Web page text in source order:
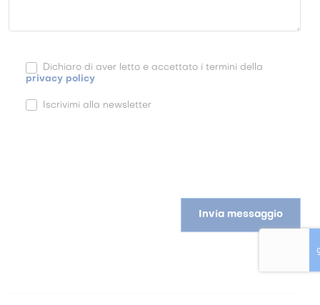
Dichiaro di aver letto e accettato i termini della
privacy policy
Iscrivimi alla newsletter
Invia messaggio